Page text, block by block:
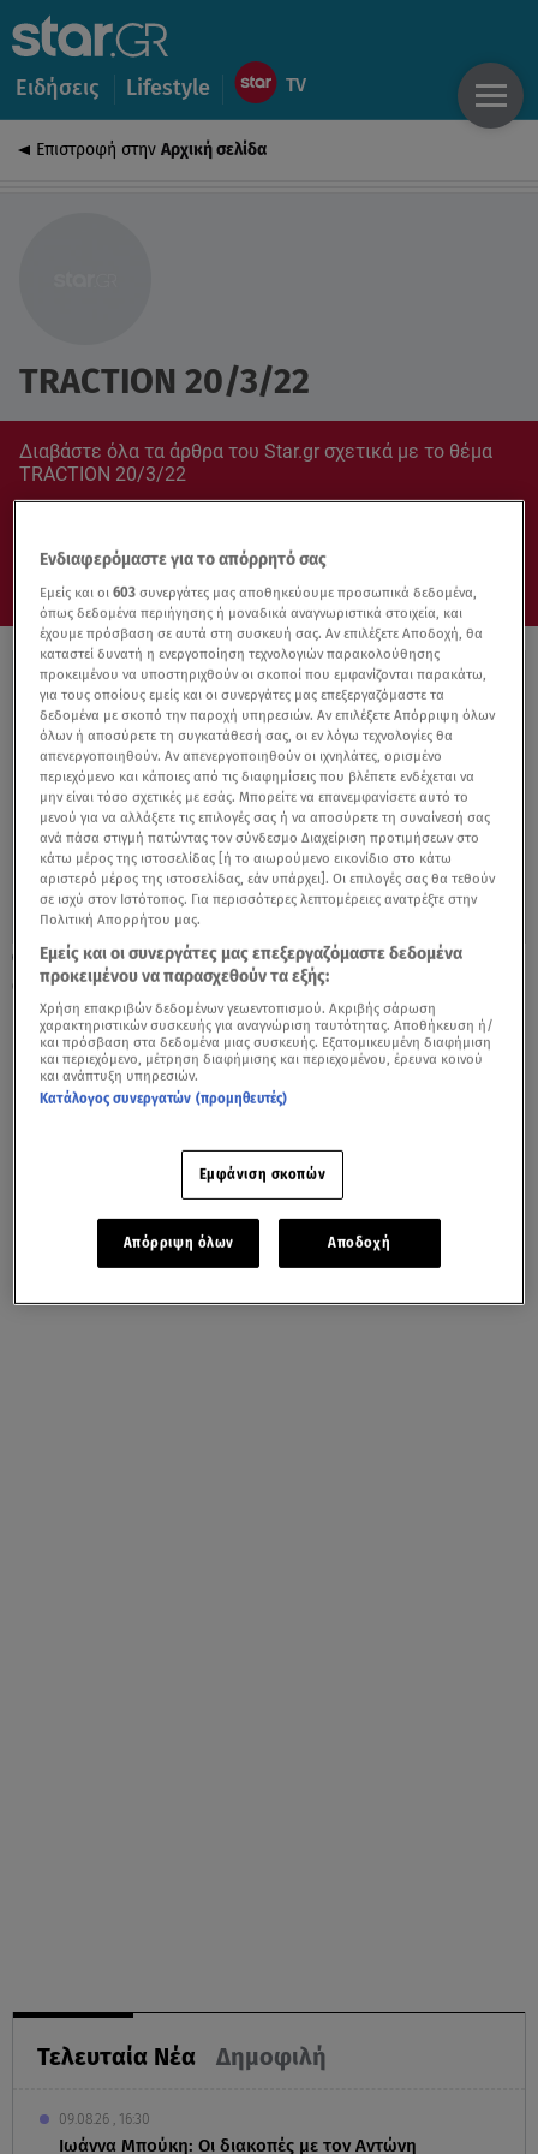
Ειδήσεις Lifestyle
Επιστροφή στην Αρχική σελίδα
TRACTION 20/3/22
Διαβάστε όλα τα άρθρα του Star.gr σχετικά με το θέμα
TRACTION 20/3/22
15.03.22, 13:03
Ο Γιώργος Αμούτζας έρχεται στο TractioN!
Τελευταία Νέα Δημοφιλή
09.08.26 , 16:30
Ιωάννα Μπούκη: Οι διακοπές με τον Αντώνη
Ενδιαφερόμαστε για το απόρρητό σας
Εμείς και οι603 συνεργάτες μας αποθηκεύουμε προσωπικά δεδομένα,
όπως δεδομένα περιήγησης ή μοναδικά αναγνωριστικά στοιχεία, και
έχουμε πρόσβαση σε αυτά στη συσκευή σας. Αν επιλέξετε Αποδοχή, θα
καταστεί δυνατή η ενεργοποίηση τεχνολογιών παρακολούθησης
προκειμένου να υποστηριχθούν οι σκοποί που εμφανίζονται παρακάτω,
για τους οποίους εμείς και οι συνεργάτες μας επεξεργαζόμαστε τα
δεδομένα με σκοπό την παροχή υπηρεσιών. Αν επιλέξετε Απόρριψη όλων
όλων ή αποσύρετε τη συγκατάθεσή σας, οι εν λόγω τεχνολογίες θα
απενεργοποιηθούν. Αν απενεργοποιηθούν οι ιχνηλάτες, ορισμένο
περιεχόμενο και κάποιες από τις διαφημίσεις που βλέπετε ενδέχεται να
μην είναι τόσο σχετικές με εσάς. Μπορείτε να επανεμφανίσετε αυτό το
μενού για να αλλάξετε τις επιλογές σας ή να αποσύρετε τη συναίνεσή σας
ανά πάσα στιγμή πατώντας τον σύνδεσμο Διαχείριση προτιμήσεων στο
κάτω μέρος της ιστοσελίδας [ή το αιωρούμενο εικονίδιο στο κάτω
αριστερό μέρος της ιστοσελίδας, εάν υπάρχει]. Οι επιλογές σας θα τεθούν
σε ισχύ στον Ιστότοπος. Για περισσότερες λεπτομέρειες ανατρέξτε στην
Πολιτική Απορρήτου μας.
Εμείς και οι συνεργάτες μας επεξεργαζόμαστε δεδομένα
προκειμένου να παρασχεθούν τα εξής:
Χρήση επακριβών δεδομένων γεωεντοπισμού. Ακριβής σάρωση
χαρακτηριστικών συσκευής για αναγνώριση ταυτότητας. Αποθήκευση ή/
και πρόσβαση στα δεδομένα μιας συσκευής. Εξατομικευμένη διαφήμιση
και περιεχόμενο, μέτρηση διαφήμισης και περιεχομένου, έρευνα κοινού
και ανάπτυξη υπηρεσιών.
Κατάλογος συνεργατών (προμηθευτές)
Εμφάνιση σκοπών
Απόρριψη όλων Αποδοχή